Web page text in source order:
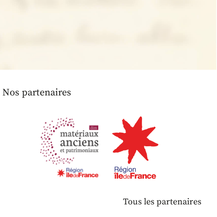
Nos partenaires
Tous les partenaires